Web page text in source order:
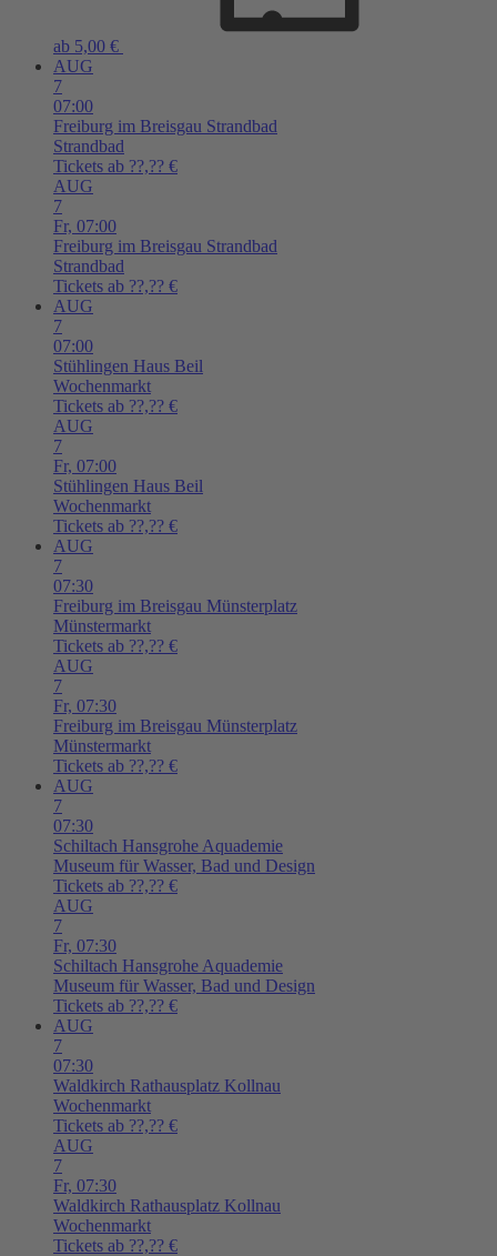
ab 5,00 €
AUG
7
07:00
Freiburg im Breisgau Strandbad
Strandbad
Tickets ab ??,?? €
AUG
7
Fr, 07:00
Freiburg im Breisgau Strandbad
Strandbad
Tickets ab ??,?? €
AUG
7
07:00
Stühlingen Haus Beil
Wochenmarkt
Tickets ab ??,?? €
AUG
7
Fr, 07:00
Stühlingen Haus Beil
Wochenmarkt
Tickets ab ??,?? €
AUG
7
07:30
Freiburg im Breisgau Münsterplatz
Münstermarkt
Tickets ab ??,?? €
AUG
7
Fr, 07:30
Freiburg im Breisgau Münsterplatz
Münstermarkt
Tickets ab ??,?? €
AUG
7
07:30
Schiltach Hansgrohe Aquademie
Museum für Wasser, Bad und Design
Tickets ab ??,?? €
AUG
7
Fr, 07:30
Schiltach Hansgrohe Aquademie
Museum für Wasser, Bad und Design
Tickets ab ??,?? €
AUG
7
07:30
Waldkirch Rathausplatz Kollnau
Wochenmarkt
Tickets ab ??,?? €
AUG
7
Fr, 07:30
Waldkirch Rathausplatz Kollnau
Wochenmarkt
Tickets ab ??,?? €